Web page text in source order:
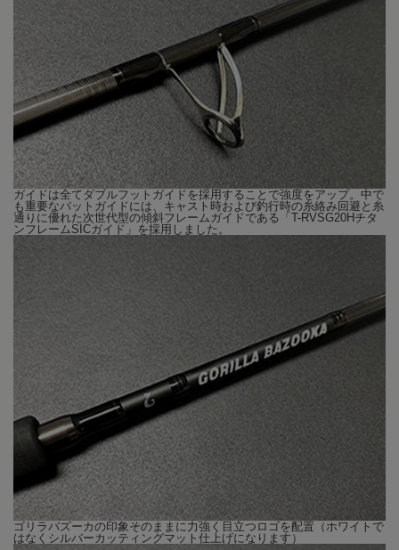
た。それは小場所やボート、ストラクチャー打ちや明暗、ジャー
キング、細かいロッド操作等々、釣り場や釣り方によっては9.6ft
では長すぎることもある……ということ。
そういったシチュエーションで、自分達が本当に使いやすく欲し
いと思うようなロッドも作ろうと、962XHSの開発が始まった半
年後から作り始めたのがこのモデルです。弊社の周りにある、湾
奥アングラーには馴染みのあるフィールドと同じ、小中規模な河
川や港湾を中心にテストを繰り返しました。
その結果、ルアーウエイト100gMax・下限10g前後というゴリラ
バズーカのコンセプトをそのままに、8.8ftという長さでありなが
ら962XHSのようなフィーリングを可能にした882XHSが完成し
ました。
882XHSはベリーからティップに少し張りを持たせて反発力をプ
繊細な釣り、トップウォーターやミノーでの操作性を重視したセ
ッティング。また、ディープウェーディングやテイクバックが取
れないようなシチュエーションでも飛距離を殺さずに振り抜ける
長さとなっています。
ゴリラバズーカのコンセプトであるルアーの対応力だけでなく、
フィールドやシチュエーションに対しても適応するロッド、それ
が「GB-882XHS」です。
※飛距離、追従性においては長さのある962XHSが勝ります。
ガイドは全てダブルフットガイドを採用することで強度をアップ。中で
も重要なバットガイドには、キャスト時および釣行時の糸絡み回避と糸
通りに優れた次世代型の傾斜フレームガイドである「T-RVSG20Hチタ
ンフレームSICガイド」を採用しました。
ゴリラバズーカの印象そのままに力強く目立つロゴを配置（ホワイトで
はなくシルバーカッティングマット仕上げになります）